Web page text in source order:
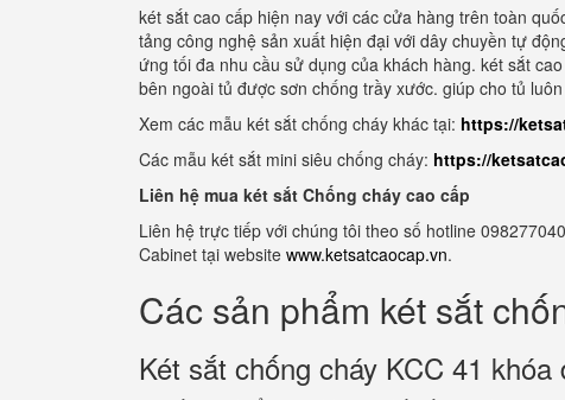
két sắt cao cấp hiện nay với các cửa hàng trên toàn
tảng công nghệ sản xuất hiện đại với dây chuyền tự
ứng tối đa nhu cầu sử dụng của khách hàng. két sắt
bên ngoài tủ được sơn chống trầy xước. giúp cho tủ
Xem các mẫu két sắt chống cháy khác tại: https://
Các mẫu két sắt mini siêu chống cháy: https://
Liên hệ mua két sắt Chống cháy cao cấp
Liên hệ trực tiếp với chúng tôi theo số hotline
Cabinet tại website www.ketsatcaocap.vn.
Các sản phẩm két sắt
Két sắt chống cháy KCC 41 khóa